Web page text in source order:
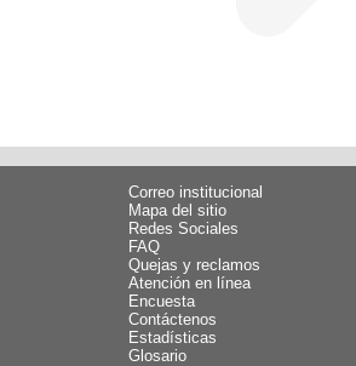
Correo institucional
Mapa del sitio
Redes Sociales
FAQ
Quejas y reclamos
Atención en línea
Encuesta
Contáctenos
Estadísticas
Glosario